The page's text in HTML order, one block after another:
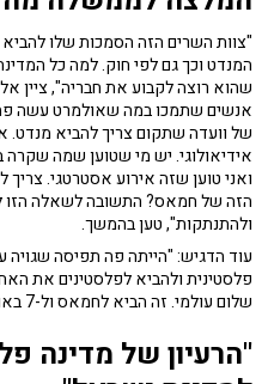
"צוות השרים הזה הסמכות שלו
המנדט וכך גם לפי חוק. למה כל
שהוא רוצה לקבוע את חבריה", ציין
אנשים שתמכו במה שאולמרט עשה
של וועדה שתקום צריך להביא מנדט.
ואני טוען שזה אירוע אסטרטגי. צריך
הזה של חמאס? התשובה לשאלה הזו
ולהתנתקות", טען בהמשך.
עוד הדגיש: "הייתה פה תפיסה שגויה
פלסטינית ולהביא לפלסטינים את
שלום עולמי. זה הביא לחמאס ול-7 באוקטובר - זה שורש האירוע".
"הרעיון של מדינה